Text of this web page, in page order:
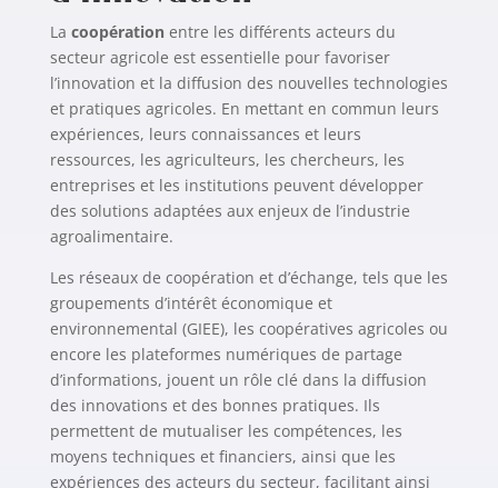
La coopération entre les différents acteurs du
secteur agricole est essentielle pour favoriser
l’innovation et la diffusion des nouvelles technologies
et pratiques agricoles. En mettant en commun leurs
expériences, leurs connaissances et leurs
ressources, les agriculteurs, les chercheurs, les
entreprises et les institutions peuvent développer
des solutions adaptées aux enjeux de l’industrie
agroalimentaire.
Les réseaux de coopération et d’échange, tels que les
groupements d’intérêt économique et
environnemental (GIEE), les coopératives agricoles ou
encore les plateformes numériques de partage
d’informations, jouent un rôle clé dans la diffusion
des innovations et des bonnes pratiques. Ils
permettent de mutualiser les compétences, les
moyens techniques et financiers, ainsi que les
expériences des acteurs du secteur, facilitant ainsi